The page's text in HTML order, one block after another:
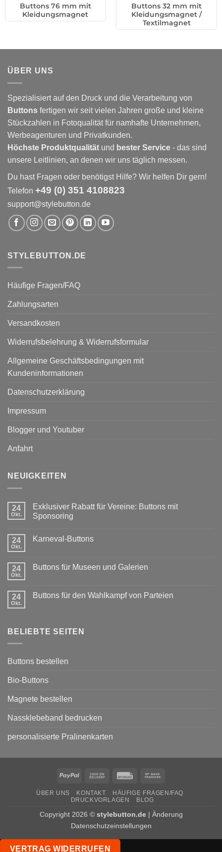
Buttons 76 mm mit
Kleidungsmagnet
Buttons 32 mm mit
Kleidungsmagnet /
Textilmagnet
ÜBER UNS
Spezialisiert auf den Druck und die Verarbeitung von
Buttons fertigen wir seit vielen Jahren große und kleine
Stückzahlen in Fotoqualität für namhafte Unternehmen,
Werbeagenturen und Privatkunden.
Höchste Produktqualität und bester Service - das sind
unsere Leitlinien, an denen wir uns täglich messen.
Du hast Fragen oder benötigst Hilfe? Wir helfen Dir gern!
Telefon +49 (0) 351 4108823
support@stylebutton.de
STYLEBUTTON.DE
Häufige Fragen/FAQ
Zahlungsarten
Versandkosten
Widerrufsbelehrung & Widerrufsformular
Allgemeine Geschäftsbedingungen mit
Kundeninformationen
Datenschutzerklärung
Impressum
Blogger und Youtuber
Anfahrt
NEUIGKEITEN
24
Okt.
Exklusiver Rabatt für Vereine: Buttons mit
Sponsoring
zu
Vereine:
Buttons
24
Okt.
Karneval-Buttons
Karneval-
24
Okt.
Buttons für Museen und Galerien
Buttons
24
Okt.
Buttons für den Wahlkampf von Parteien
für
BELIEBTE SEITEN
Buttons bestellen
Bio-Buttons
Magnete bestellen
Nassklebeband bedrucken
personalisierte Pralinenkarten
PayPal
Cash
Delivery
Rechung
ÜBER UNS KONTAKT
HÄUFIGE FRAGEN/FAQ
DRUCKVORLAGEN
BLOG
Copyright 2026 © stylebutton.de| Änderung
Datenschutzeinstellungen
VERTRAG WIDERRUFEN